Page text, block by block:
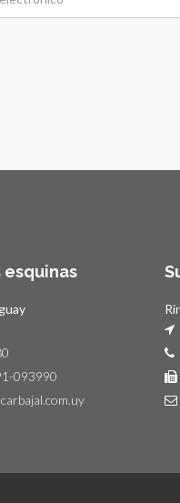
esquinas
093990